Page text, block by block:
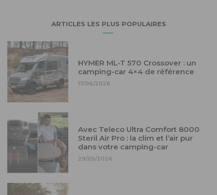
ARTICLES LES PLUS POPULAIRES
HYMER ML-T 570 Crossover : un
camping-car 4×4 de référence
17/06/2026
Avec Teleco Ultra Comfort 8000
Steril Air Pro : la clim et l’air pur
dans votre camping-car
29/05/2026